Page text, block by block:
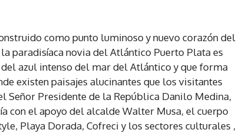
como punto luminoso y nuevo corazón del
paradisíaca novia del Atlántico Puerto Plata es
azul intenso del mar del Atlántico y que forma
existen paisajes alucinantes que los visitantes
Señor Presidente de la República Danilo Medina,
con el apoyo del alcalde Walter Musa, el cuerpo
Playa Dorada, Cofreci y los sectores culturales ,